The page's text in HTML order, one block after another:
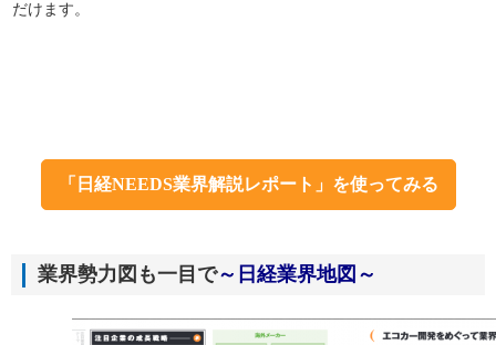
だけます。
「日経NEEDS業界解説レポート」を使ってみる
業界勢力図も一目で～日経業界地図～